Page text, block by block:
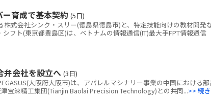
育成で基本契約 (5日)
式会社シンク・スリー(徳島県徳島市)と、特定技能向けの教材開発
フト(東京都豊島区)は、ベトナムの情報通信(IT)最大手FPT情報通信
弁会社を設立へ (3日)
大阪府大阪市)は、アパレルマシナリー事業の中国における
宝淶精工集団(Tianjin Baolai Precision Technology)との共同...>> 続き